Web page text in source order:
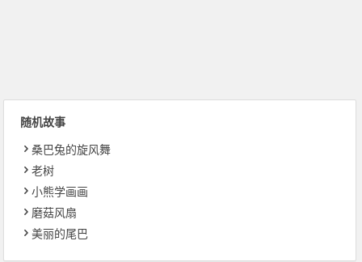
随机故事
桑巴兔的旋风舞
老树
小熊学画画
磨菇风扇
美丽的尾巴